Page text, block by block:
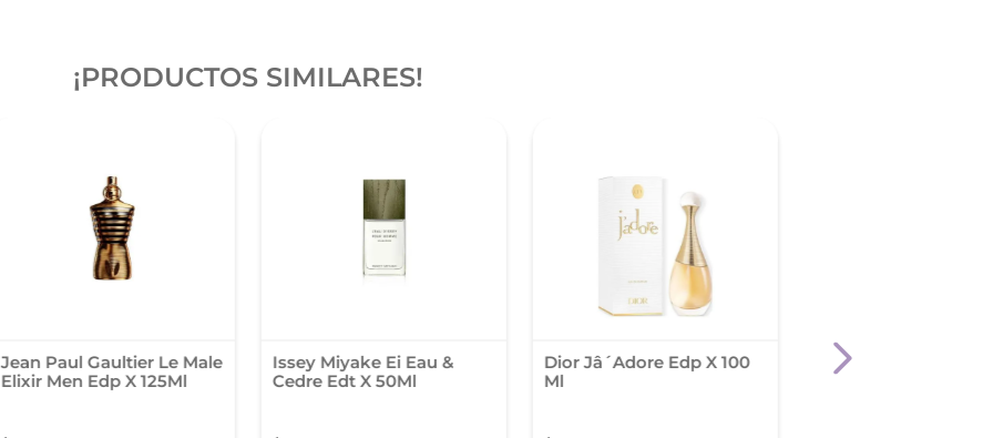
¡PRODUCTOS SIMILARES!
Jean Paul Gaultier Le Male
Elixir Men Edp X 125Ml
Issey Miyake Ei Eau &
Cedre Edt X 50Ml
Dior Jâ´Adore Edp X 100
Ml
Armani Acqua Di
Homme Edt X 100 Ml